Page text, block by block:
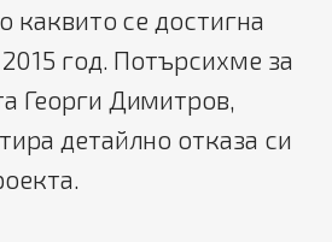
каквито се достигна
год. Потърсихме за
Георги Димитров,
детайлно отказа си